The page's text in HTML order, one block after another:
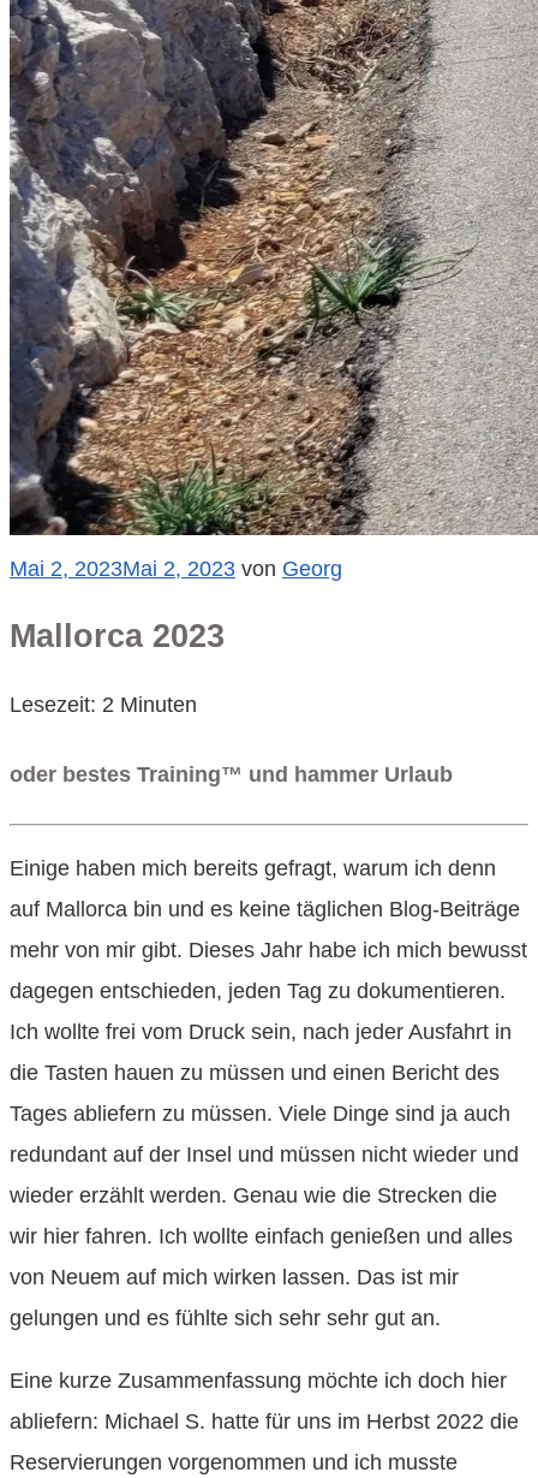
Veröffentlicht
Mai 2, 2023Mai 2, 2023 von Georg
Mallorca 2023
Lesezeit: 2 Minuten
oder bestes Training™ und hammer Urlaub
Einige haben mich bereits gefragt, warum ich denn
auf Mallorca bin und es keine täglichen Blog-Beiträge
mehr von mir gibt. Dieses Jahr habe ich mich bewusst
dagegen entschieden, jeden Tag zu dokumentieren.
Ich wollte frei vom Druck sein, nach jeder Ausfahrt in
die Tasten hauen zu müssen und einen Bericht des
Tages abliefern zu müssen. Viele Dinge sind ja auch
redundant auf der Insel und müssen nicht wieder und
wieder erzählt werden. Genau wie die Strecken die
wir hier fahren. Ich wollte einfach genießen und alles
von Neuem auf mich wirken lassen. Das ist mir
gelungen und es fühlte sich sehr sehr gut an.
Eine kurze Zusammenfassung möchte ich doch hier
abliefern: Michael S. hatte für uns im Herbst 2022 die
Reservierungen vorgenommen und ich musste